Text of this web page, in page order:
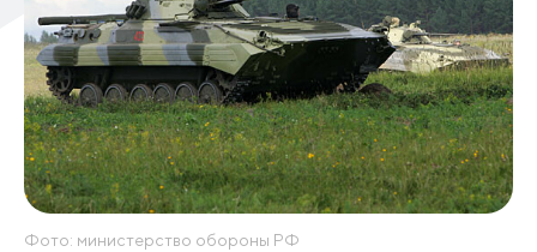
Фото: министерство обороны РФ